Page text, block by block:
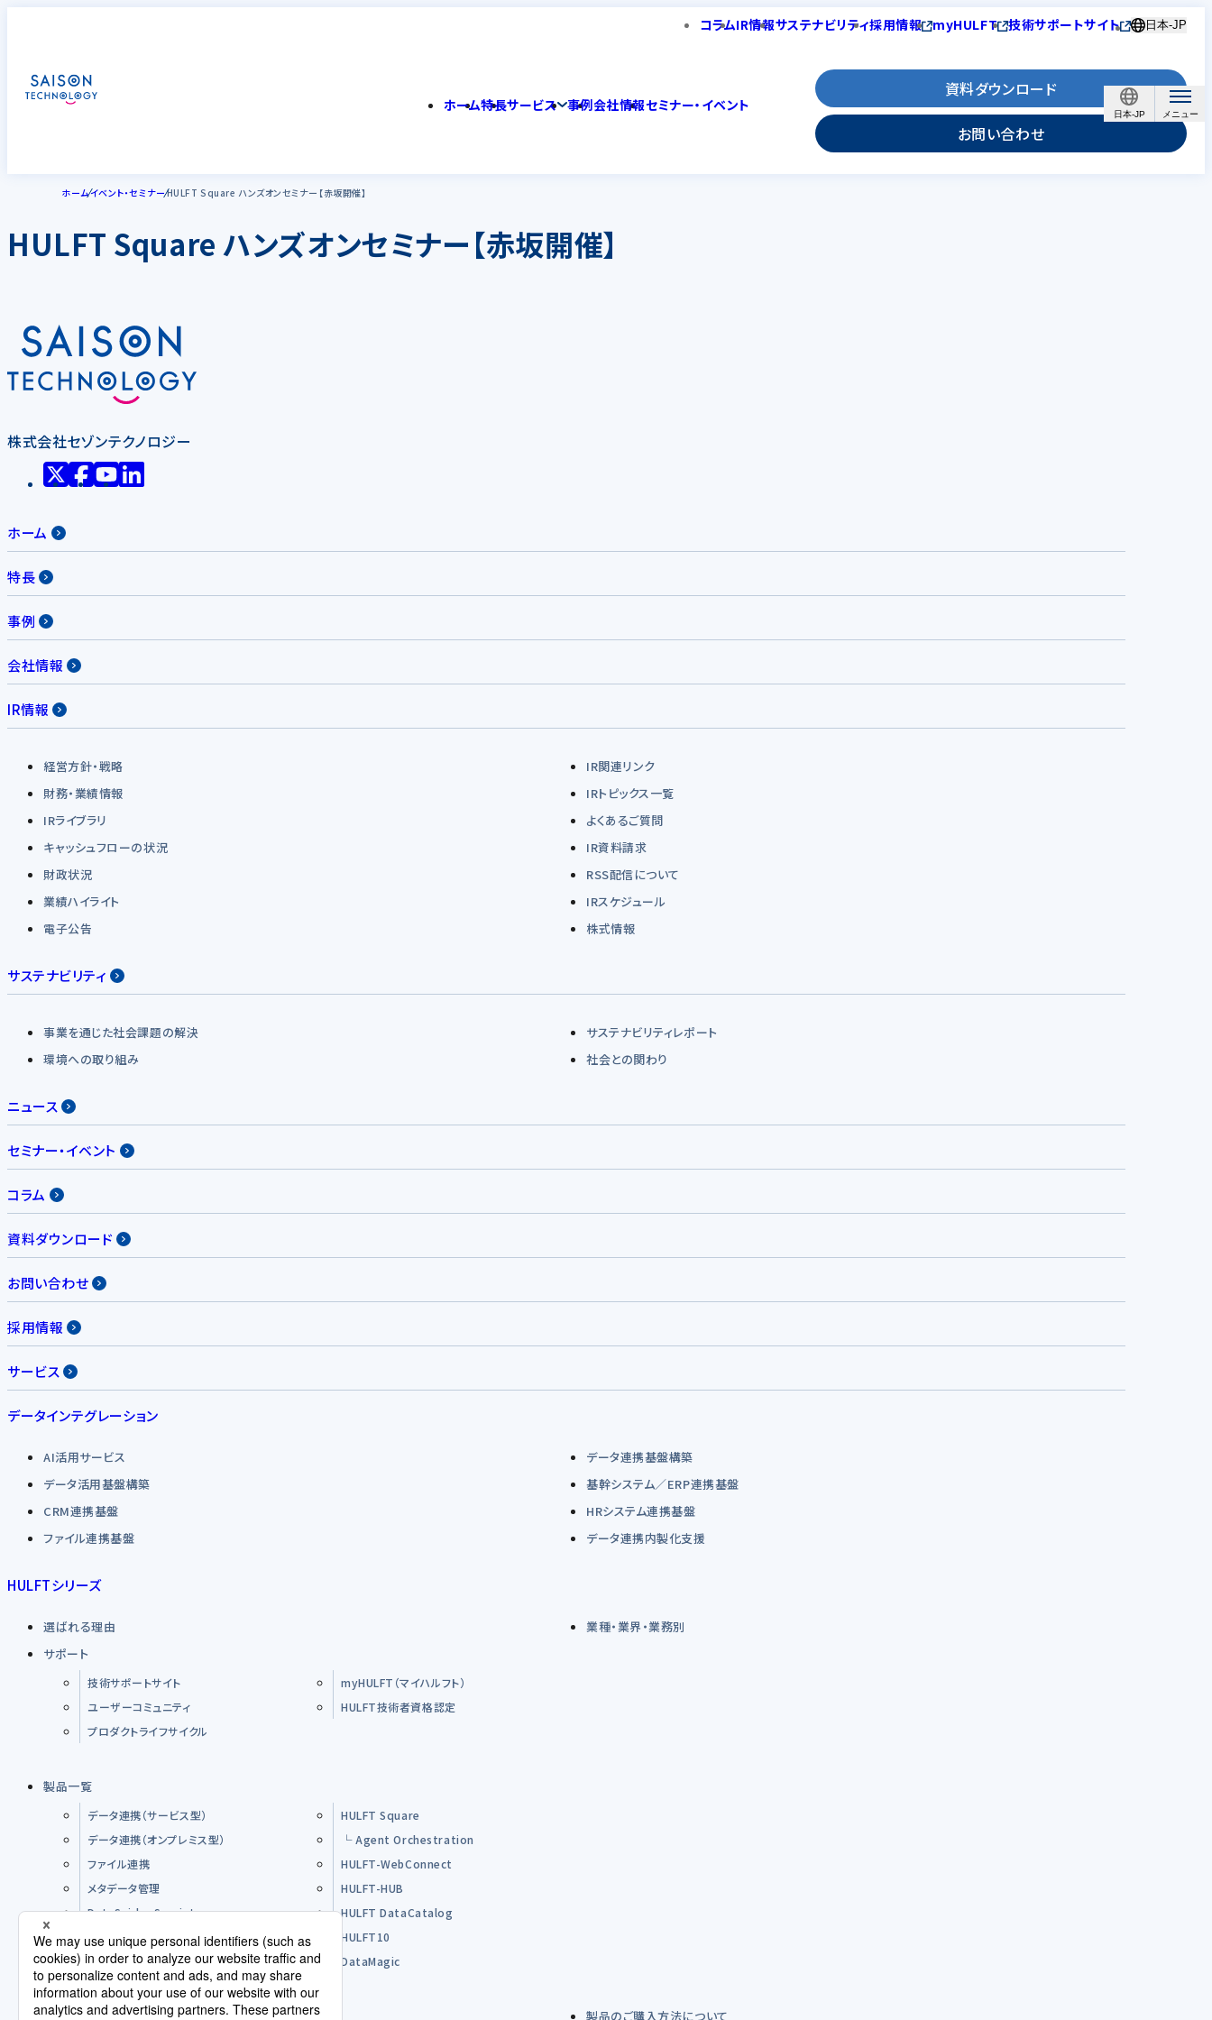
日本-JP
コラムIR情報サステナビリティ採用情報 myHULFT 技術サポートサイト 日本-JP
ホーム特長サービス 事例会社情報セミナー・イベント
資料ダウンロード
お問い合わせ
ホームイベント・セミナーHULFT Square ハンズオンセミナー【赤坂開催】
HULFT Square ハンズオンセミナー【赤坂開催】
株式会社セゾンテクノロジー
ホーム
特長
事例
会社情報
IR情報
経営方針・戦略
IR関連リンク
財務・業績情報
IRトピックス一覧
IRライブラリ
よくあるご質問
キャッシュフローの状況
IR資料請求
財政状況
RSS配信について
業績ハイライト
IRスケジュール
電子公告
株式情報
サステナビリティ
事業を通じた社会課題の解決
サステナビリティレポート
環境への取り組み
社会との関わり
ニュース
セミナー・イベント
コラム
資料ダウンロード
お問い合わせ
採用情報
サービス
データインテグレーション
AI活用サービス
データ連携基盤構築
データ活用基盤構築
基幹システム／ERP連携基盤
CRM連携基盤
HRシステム連携基盤
ファイル連携基盤
データ連携内製化支援
HULFTシリーズ
選ばれる理由
業種・業界・業務別
サポート
技術サポートサイト
myHULFT（マイハルフト）
ユーザーコミュニティ
HULFT技術者資格認定
プロダクトライフサイクル
製品一覧
データ連携（サービス型）
HULFT Square
データ連携（オンプレミス型）
└ Agent Orchestration
ファイル連携
HULFT-WebConnect
メタデータ管理
HULFT-HUB
DataSpider Servista
HULFT DataCatalog
その他製品
HULFT10
オープンソースソフトウエア（OSS）
DataMagic
購入前のFAQ 製品のご購入方法について